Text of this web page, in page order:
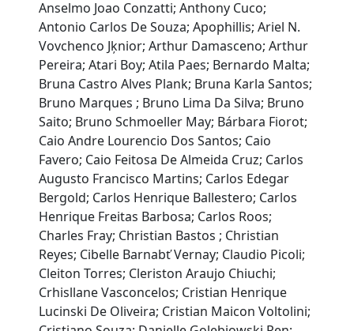
Anselmo Joao Conzatti; Anthony Cuco;
Antonio Carlos De Souza; Apophillis; Ariel N.
Vovchenco Jķnior; Arthur Damasceno; Arthur
Pereira; Atari Boy; Atila Paes; Bernardo Malta;
Bruna Castro Alves Plank; Bruna Karla Santos;
Bruno Marques ; Bruno Lima Da Silva; Bruno
Saito; Bruno Schmoeller May; Bárbara Fiorot;
Caio Andre Lourencio Dos Santos; Caio
Favero; Caio Feitosa De Almeida Cruz; Carlos
Augusto Francisco Martins; Carlos Edegar
Bergold; Carlos Henrique Ballestero; Carlos
Henrique Freitas Barbosa; Carlos Roos;
Charles Fray; Christian Bastos ; Christian
Reyes; Cibelle Barnabť Vernay; Claudio Picoli;
Cleiton Torres; Cleriston Araujo Chiuchi;
Crhisllane Vasconcelos; Cristian Henrique
Lucinski De Oliveira; Cristian Maicon Voltolini;